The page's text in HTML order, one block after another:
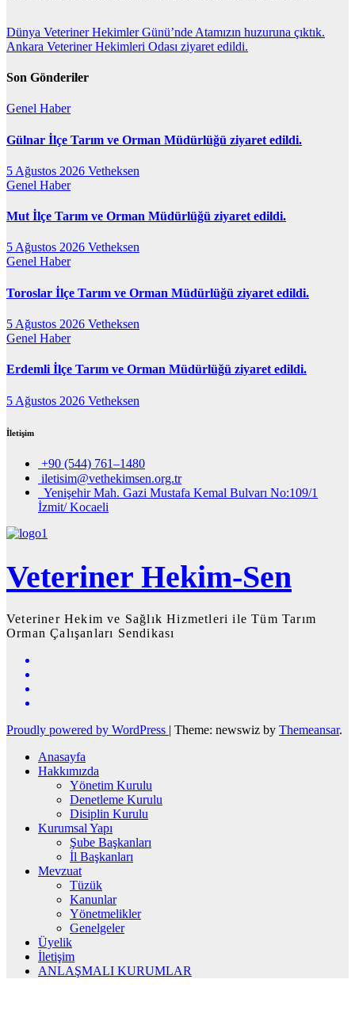
Yazı
gezinmesi
Dünya Veteriner Hekimler Günü’nde Atamızın huzuruna çıktık.
Ankara Veteriner Hekimleri Odası ziyaret edildi.
Son Gönderiler
Genel Haber
Gülnar İlçe Tarım ve Orman Müdürlüğü ziyaret edildi.
5 Ağustos 2026 Vetheksen
Genel Haber
Mut İlçe Tarım ve Orman Müdürlüğü ziyaret edildi.
5 Ağustos 2026 Vetheksen
Genel Haber
Toroslar İlçe Tarım ve Orman Müdürlüğü ziyaret edildi.
5 Ağustos 2026 Vetheksen
Genel Haber
Erdemli İlçe Tarım ve Orman Müdürlüğü ziyaret edildi.
5 Ağustos 2026 Vetheksen
İletişim
+90 (544) 761–1480
iletisim@vethekimsen.org.tr
Yenişehir Mah. Gazi Mustafa Kemal Bulvarı No:109/1
İzmit/ Kocaeli
Veteriner Hekim-Sen
Veteriner Hekim ve Sağlık Hizmetleri ile Tüm Tarım
Orman Çalışanları Sendikası
Proudly powered by WordPress | Theme: newswiz by Themeansar.
Anasayfa
Hakkımızda
Yönetim Kurulu
Denetleme Kurulu
Disiplin Kurulu
Kurumsal Yapı
Şube Başkanları
İl Başkanları
Mevzuat
Tüzük
Kanunlar
Yönetmelikler
Genelgeler
Üyelik
İletişim
ANLAŞMALI KURUMLAR